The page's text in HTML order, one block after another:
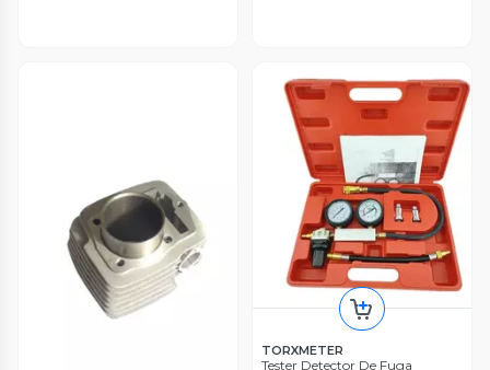
TORXMETER
Tester Detector De Fuga